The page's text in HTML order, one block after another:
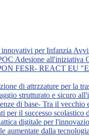
per Infanzia
Adesione all'iniziativa
FESR- REACT
di attrzzature per la
strutturato e sicuro
di base- Tra il vecchio
il successo scolastico
digitale per
aumentate dalla tecnologia